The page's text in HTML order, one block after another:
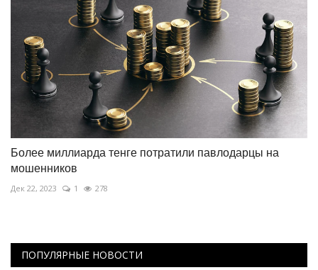
Более миллиарда тенге потратили павлодарцы на
мошенников
Дек 22, 2023 1 278
ПОПУЛЯРНЫЕ НОВОСТИ